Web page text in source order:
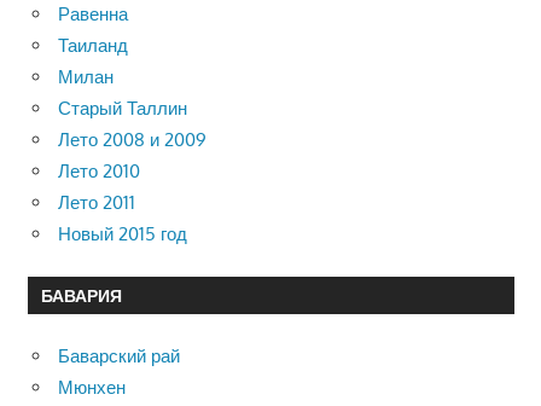
Равенна
Таиланд
Милан
Старый Таллин
Лето 2008 и 2009
Лето 2010
Лето 2011
Новый 2015 год
БАВАРИЯ
Баварский рай
Мюнхен